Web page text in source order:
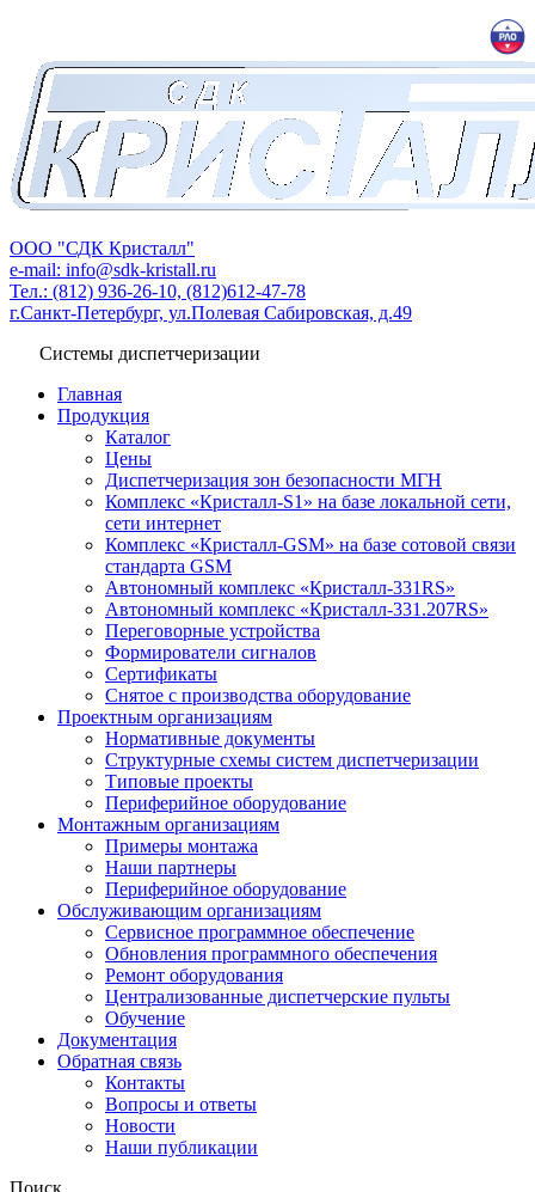
ООО "СДК Кристалл"
e-mail: info@sdk-kristall.ru
Тел.: (812) 936-26-10, (812)612-47-78
г.Санкт-Петербург, ул.Полевая Сабировская, д.49
Системы диспетчеризации
Главная
Продукция
Каталог
Цены
Диспетчеризация зон безопасности МГН
Комплекс «Кристалл-S1» на базе локальной сети,
сети интернет
Комплекс «Кристалл-GSM» на базе сотовой связи
стандарта GSM
Автономный комплекс «Кристалл-331RS»
Автономный комплекс «Кристалл-331.207RS»
Переговорные устройства
Формирователи сигналов
Сертификаты
Снятое с производства оборудование
Проектным организациям
Нормативные документы
Структурные схемы систем диспетчеризации
Типовые проекты
Периферийное оборудование
Монтажным организациям
Примеры монтажа
Наши партнеры
Периферийное оборудование
Обслуживающим организациям
Сервисное программное обеспечение
Обновления программного обеспечения
Ремонт оборудования
Централизованные диспетчерские пульты
Обучение
Документация
Обратная связь
Контакты
Вопросы и ответы
Новости
Наши публикации
Поиск